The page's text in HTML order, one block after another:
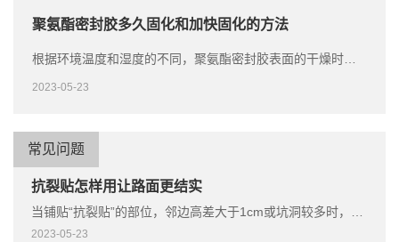
​聚氨酯密封胶多久固化和加快固化的方法
根据环境温度和湿度的不同，聚氨酯密封胶表面的干燥时间一般在20分钟到120分钟之间。
2023-05-23
常见问题
抗裂贴怎样用让路面更结实
当铺贴“抗裂贴”的部位，邻边高差大于1cm或坑洞较多时，需将该部位找平后再铺贴，防止铺贴在凹陷处的“抗裂贴”的遭到重力后损坏。
2023-05-23